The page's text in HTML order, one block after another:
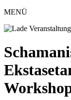
MENÜ